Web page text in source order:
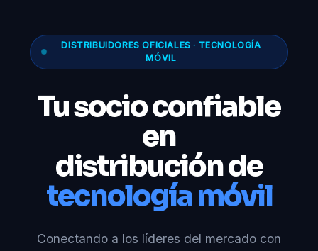
DISTRIBUIDORES OFICIALES · TECNOLOGÍA
MÓVIL
Tu socio confiable
en
distribución de
tecnología móvil
Conectando a los líderes del mercado con